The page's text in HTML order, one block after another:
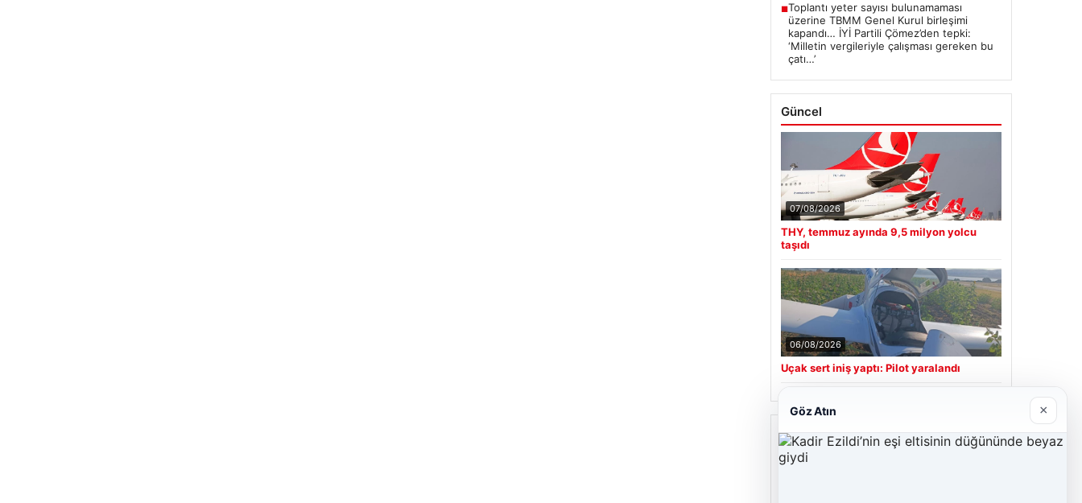
■Toplantı yeter sayısı bulunamaması
üzerine TBMM Genel Kurul birleşimi
kapandı… İYİ Partili Çömez’den tepki:
‘Milletin vergileriyle çalışması gereken bu
çatı…’
Güncel
07/08/2026
THY, temmuz ayında 9,5 milyon yolcu
taşıdı
06/08/2026
Uçak sert iniş yaptı: Pilot yaralandı
Son Eklenen Firmalar
Göz Atın ×